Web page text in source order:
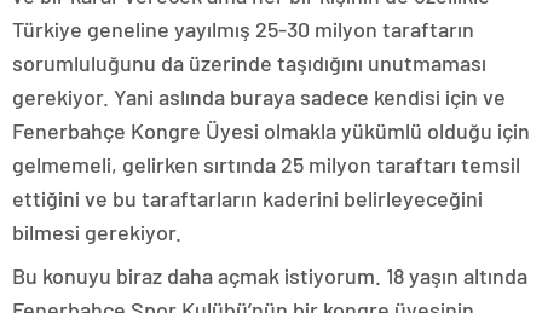
Türkiye geneline yayılmış 25-30 milyon taraftarın
sorumluluğunu da üzerinde taşıdığını unutmaması
gerekiyor. Yani aslında buraya sadece kendisi için ve
Fenerbahçe Kongre Üyesi olmakla yükümlü olduğu için
gelmemeli, gelirken sırtında 25 milyon taraftarı temsil
ettiğini ve bu taraftarların kaderini belirleyeceğini
bilmesi gerekiyor.
Bu konuyu biraz daha açmak istiyorum. 18 yaşın altında